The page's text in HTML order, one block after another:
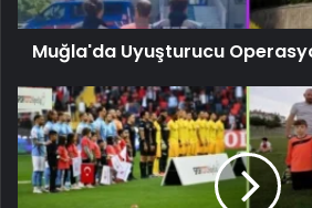
Muğla'da Uyuşturucu